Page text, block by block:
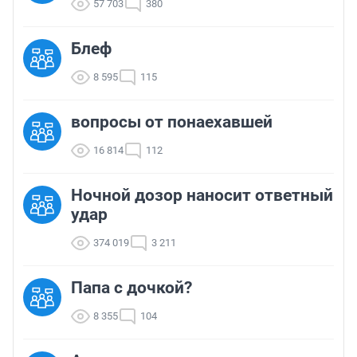
57 703 380
Блеф
8 595 115
вопросы от понаехавшей
16 814 112
Ночной дозор наносит ответный
удар
374 019 3 211
Папа с дочкой?
8 355 104